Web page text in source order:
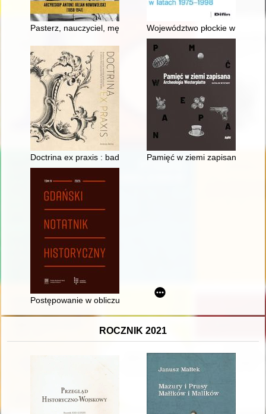
Pasterz, nauczyciel, męczennik : arcybiskup Antoni Julian
Województwo płockie w latach
Doctrina ex praxis : badania recepcji wzorów graficznych w
Pamięć w ziemi zapisana :
Postępowanie w obliczu sporów między krzyżackimi
ROCZNIK 2021